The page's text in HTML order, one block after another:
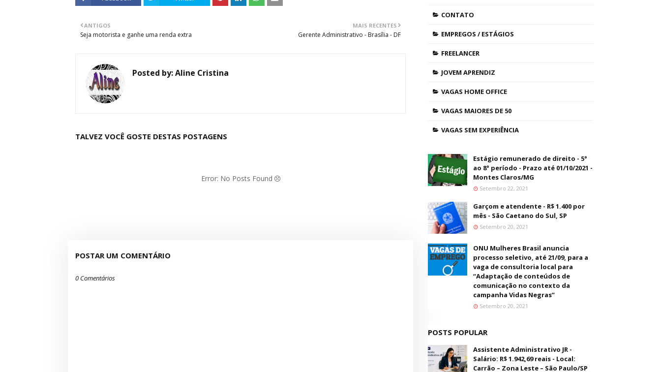
MAIS RECENTES
Gerente Administrativo - Brasília - DF
ANTIGOS
Seja motorista e ganhe uma renda extra
Posted by:Aline Cristina
TALVEZ VOCÊ GOSTE DESTAS POSTAGENS
Error: No Posts Found
POSTAR UM COMENTÁRIO
0 Comentários
CONTATO
EMPREGOS / ESTÁGIOS
FREELANCER
JOVEM APRENDIZ
VAGAS HOME OFFICE
VAGAS MAIORES DE 50
VAGAS SEM EXPERIÊNCIA
Estágio remunerado de direito - 5°
ao 8° período - Prazo até 01/10/2021 -
Montes Claros/MG
Setembro 22, 2021
Garçom e atendente - R$ 1.400 por
mês - São Caetano do Sul, SP
Setembro 20, 2021
ONU Mulheres Brasil anuncia
processo seletivo, até 21/09, para a
vaga de consultoria local para
“Adaptação de conteúdos de
comunicação no contexto da
campanha Vidas Negras”
Setembro 20, 2021
POSTS POPULAR
Assistente Administrativo JR -
Salário: R$ 1.942,69 reais - Local:
Carrão – Zona Leste – São Paulo/SP